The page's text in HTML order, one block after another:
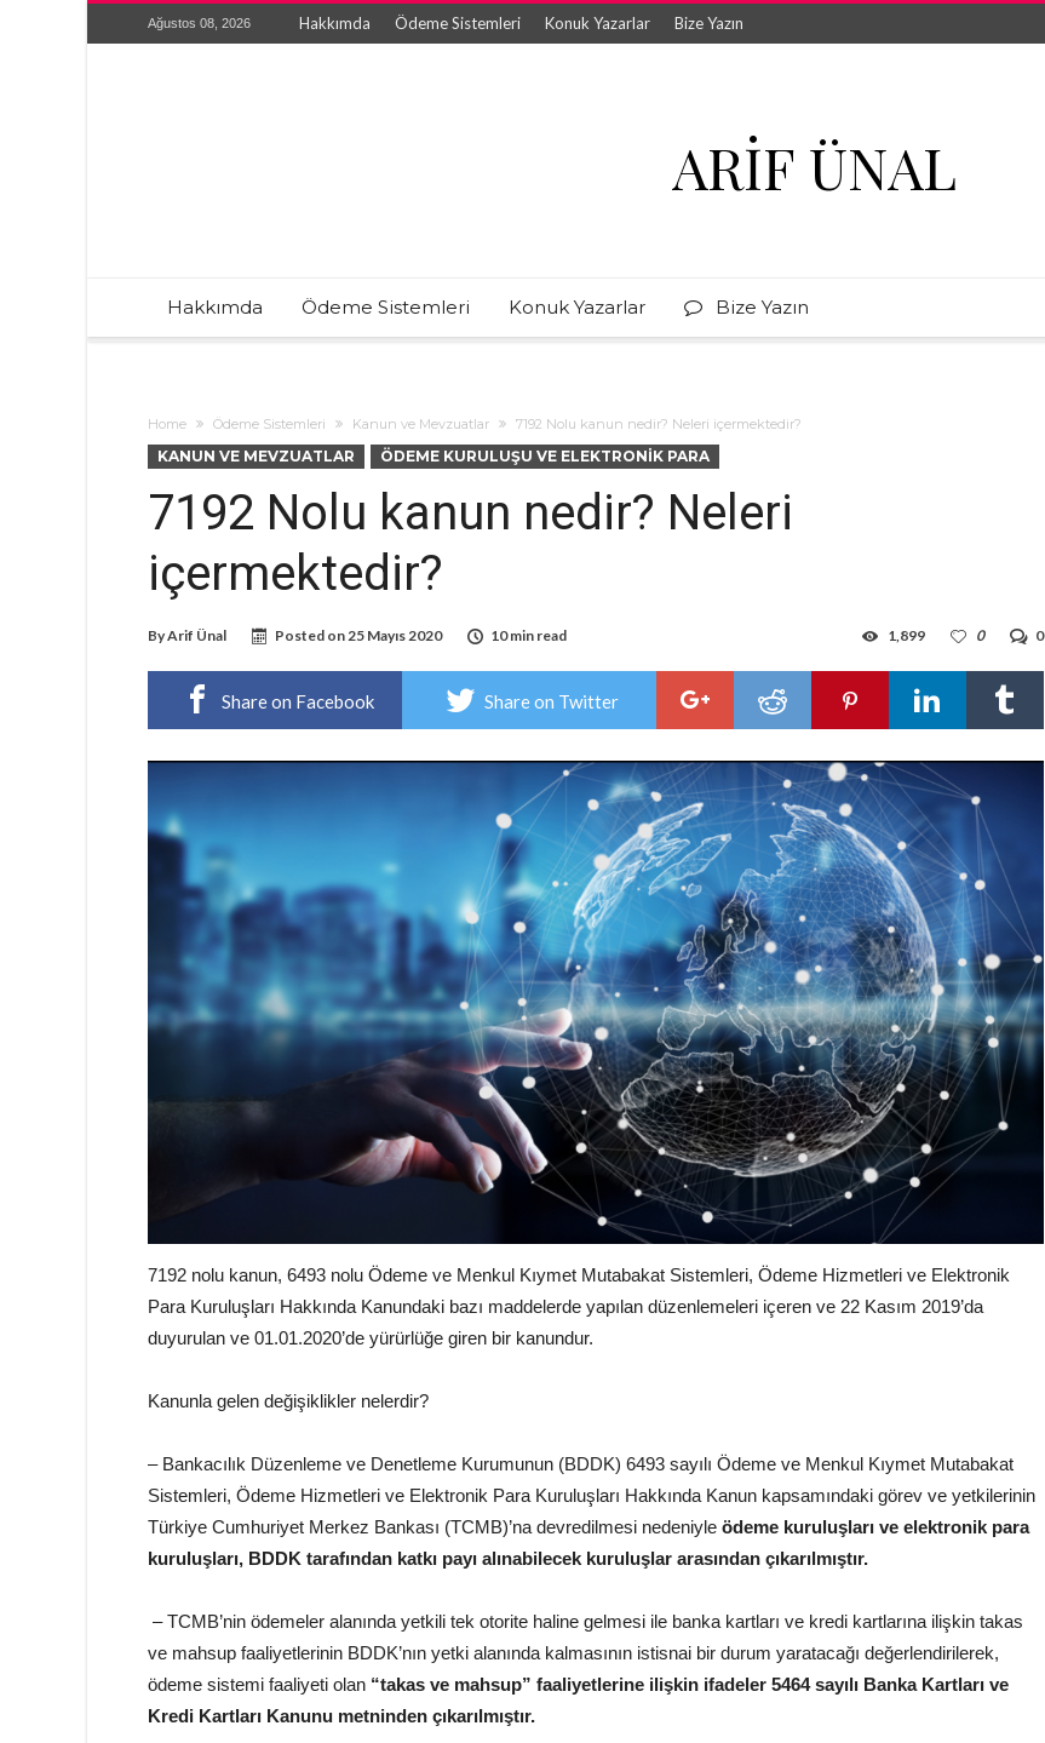
Ağustos 08, 2026 Hakkımda Ödeme Sistemleri Konuk Yazarlar Bize Yazın
ARIF ÜNAL
Hakkımda Ödeme Sistemleri Konuk Yazarlar Bize Yazın
Home Ödeme Sistemleri Kanun ve Mevzuatlar 7192 Nolu kanun nedir? Neleri içermektedir?
KANUN VE MEVZUATLAR ÖDEME KURULUŞU VE ELEKTRONIK PARA
7192 Nolu kanun nedir? Neleri
içermektedir?
ByArif Ünal Posted on25 Mayıs 2020 10 min read 0
0
1,899
Share on Facebook Share on Twitter
7192 nolu kanun, 6493 nolu Ödeme ve Menkul Kıymet Mutabakat Sistemleri, Ödeme Hizmetleri ve Elektronik
Para Kuruluşları Hakkında Kanundaki bazı maddelerde yapılan düzenlemeleri içeren ve 22 Kasım 2019’da
duyurulan ve 01.01.2020’de yürürlüğe giren bir kanundur.
Kanunla gelen değişiklikler nelerdir?
– Bankacılık Düzenleme ve Denetleme Kurumunun (BDDK) 6493 sayılı Ödeme ve Menkul Kıymet Mutabakat
Sistemleri, Ödeme Hizmetleri ve Elektronik Para Kuruluşları Hakkında Kanun kapsamındaki görev ve yetkilerinin
Türkiye Cumhuriyet Merkez Bankası (TCMB)’na devredilmesi nedeniyle ödeme kuruluşları ve elektronik para
kuruluşları, BDDK tarafından katkı payı alınabilecek kuruluşlar arasından çıkarılmıştır.
– TCMB’nin ödemeler alanında yetkili tek otorite haline gelmesi ile banka kartları ve kredi kartlarına ilişkin takas
ve mahsup faaliyetlerinin BDDK’nın yetki alanında kalmasının istisnai bir durum yaratacağı değerlendirilerek,
ödeme sistemi faaliyeti olan “takas ve mahsup” faaliyetlerine ilişkin ifadeler 5464 sayılı Banka Kartları ve
Kredi Kartları Kanunu metninden çıkarılmıştır.